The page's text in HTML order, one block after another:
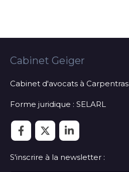
Cabinet Geiger
Cabinet d'avocats à Carpentras
Forme juridique : SELARL
S'inscrire à la newsletter :